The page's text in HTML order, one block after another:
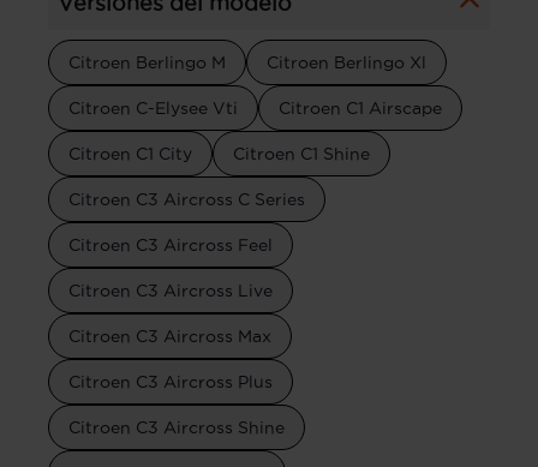
Citroen Berlingo M Citroen Berlingo Xl
Citroen C-Elysee Vti Citroen C1 Airscape
Citroen C1 City Citroen C1 Shine
Citroen C3 Aircross C Series
Citroen C3 Aircross Feel
Citroen C3 Aircross Live
Citroen C3 Aircross Max
Citroen C3 Aircross Plus
Citroen C3 Aircross Shine